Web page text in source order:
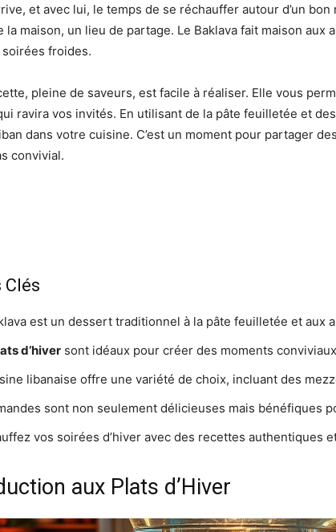
et avec lui, le temps de se réchauffer autour d’un
la maison, un lieu de partage. Le Baklava fait maison aux
froides.
pleine de saveurs, est facile à réaliser. Elle vous
ravira vos invités. En utilisant de la pâte feuilletée et
dans votre cuisine. C’est un moment pour partager
convivial.
Clés
est un dessert traditionnel à la pâte feuilletée et aux
d’hiver sont idéaux pour créer des moments
libanaise offre une variété de choix, incluant des
sont non seulement délicieuses mais bénéfiques
vos soirées d’hiver avec des recettes authentiques
aux Plats d’Hiver